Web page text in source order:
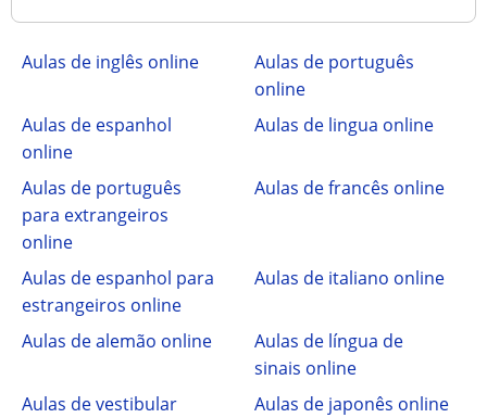
Aulas de inglês online
Aulas de português
online
Aulas de espanhol
online
Aulas de lingua online
Aulas de português
para extrangeiros
online
Aulas de francês online
Aulas de espanhol para
estrangeiros online
Aulas de italiano online
Aulas de alemão online
Aulas de língua de
sinais online
Aulas de vestibular
Aulas de japonês online